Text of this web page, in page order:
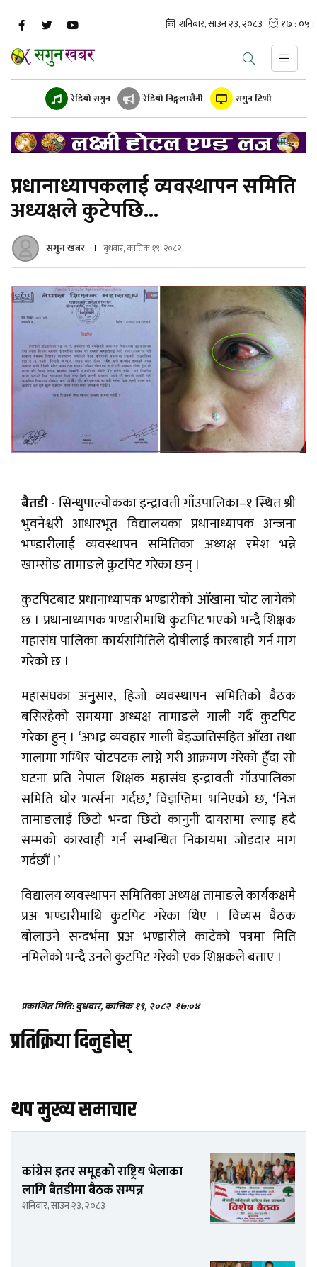
रेडियो सगुन रेडियो निङ्गलाशैनी सगुन टिभी
प्रधानाध्यापकलाई व्यवस्थापन समिति
अध्यक्षले कुटेपछि...
सगुन खबर बुधबार, कात्तिक १९, २०८२
बैतडी -सिन्धुपाल्चोकका इन्द्रावती गाँउपालिका–१ स्थित श्री
भुवनेश्वरी आधारभूत विद्यालयका प्रधानाध्यापक अन्जना
भण्डारीलाई व्यवस्थापन समितिका अध्यक्ष रमेश भन्ने
खाम्सोङ तामाङले कुटपिट गरेका छन् ।
कुटपिटबाट प्रधानाध्यापक भण्डारीको आँखामा चोट लागेको
छ । प्रधानाध्यापक भण्डारीमाथि कुटपिट भएको भन्दै शिक्षक
महासंघ पालिका कार्यसमितिले दोषीलाई कारबाही गर्न माग
गरेको छ ।
महासंघका अनुुसार, हिजो व्यवस्थापन समितिको बैठक
बसिरहेको समयमा अध्यक्ष तामाङले गाली गर्दै कुटपिट
गरेका हुन् । ‘अभद्र व्यवहार गाली बेइज्जतिसहित आँखा तथा
गालामा गम्भिर चोटपटक लाग्ने गरी आक्रमण गरेको हुँदा सो
घटना प्रति नेपाल शिक्षक महासंघ इन्द्रावती गाँउपालिका
समिति घोर भर्त्सना गर्दछ,’ विज्ञप्तिमा भनिएको छ, ‘निज
तामाङलाई छिटो भन्दा छिटो कानुनी दायरामा ल्याइ हदै
सम्मको कारवाही गर्न सम्बन्धित निकायमा जोडदार माग
गर्दछौं ।’
विद्यालय व्यवस्थापन समितिका अध्यक्ष तामाङले कार्यकक्षमै
प्रअ भण्डारीमाथि कुटपिट गरेका थिए । विव्यस बैठक
बोलाउने सन्दर्भमा प्रअ भण्डारीले काटेको पत्रमा मिति
नमिलेको भन्दै उनले कुटपिट गरेको एक शिक्षकले बताए ।
प्रकाशित मिति: बुधबार, कात्तिक १९, २०८२ १७:०४
प्रतिक्रिया दिनुहोस्
थप मुख्य समाचार
कांग्रेस इतर समूहको राष्ट्रिय भेलाका
लागि बैतडीमा बैठक सम्पन्न
शनिबार, साउन २३, २०८३